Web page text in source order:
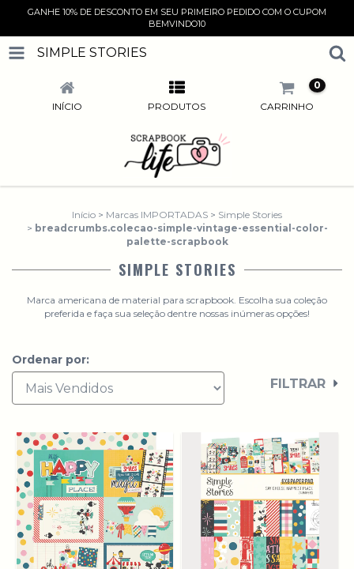
GANHE 10% DE DESCONTO EM SEU PRIMEIRO PEDIDO COM O CUPOM
BEMVINDO10
SIMPLE STORIES
INÍCIO PRODUTOS CARRINHO
0
Início > Marcas IMPORTADAS > Simple Stories
> breadcrumbs.colecao-simple-vintage-essential-color-
palette-scrapbook
SIMPLE STORIES
Marca americana de material para scrapbook. Escolha sua coleção
preferida e faça sua seleção dentre nossas inúmeras opções!
Ordenar por:
FILTRAR